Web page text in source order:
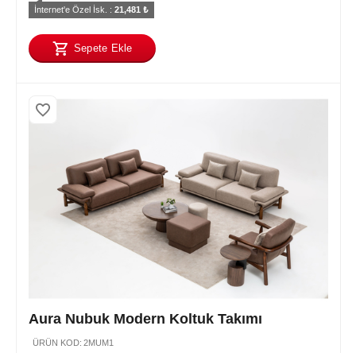
İnternet'e Özel İsk. : 21,481 ₺
Sepete Ekle
Aura Nubuk Modern Koltuk Takımı
ÜRÜN KOD: 2MUM1